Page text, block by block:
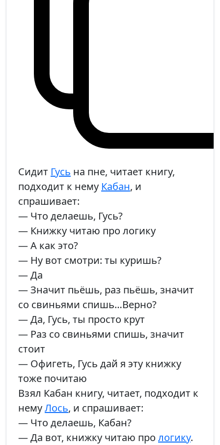
Сидит Гусь на пне, читает книгу,
подходит к нему Кабан, и
спрашивает:
— Что делаешь, Гусь?
— Книжку читаю про логику
— А как это?
— Ну вот смотри: ты куришь?
— Да
— Значит пьёшь, раз пьёшь, значит
со свиньями спишь…Верно?
— Да, Гусь, ты просто крут
— Раз со свиньями спишь, значит
стоит
— Офигеть, Гусь дай я эту книжку
тоже почитаю
Взял Кабан книгу, читает, подходит к
немуЛось, и спрашивает:
— Что делаешь, Кабан?
— Да вот, книжку читаю про логику.